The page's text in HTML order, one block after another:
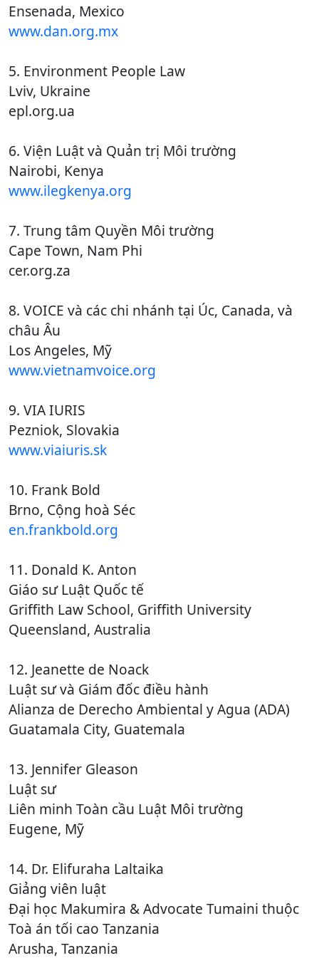
Ensenada, Mexico
www.dan.org.mx
5. Environment People Law
Lviv, Ukraine
epl.org.ua
6. Viện Luật và Quản trị Môi trường
Nairobi, Kenya
www.ilegkenya.org
7. Trung tâm Quyền Môi trường
Cape Town, Nam Phi
cer.org.za
8. VOICE và các chi nhánh tại Úc, Canada, và
châu Âu
Los Angeles, Mỹ
www.vietnamvoice.org
9. VIA IURIS
Pezniok, Slovakia
www.viaiuris.sk
10. Frank Bold
Brno, Cộng hoà Séc
en.frankbold.org
11. Donald K. Anton
Giáo sư Luật Quốc tế
Griffith Law School, Griffith University
Queensland, Australia
12. Jeanette de Noack
Luật sư và Giám đốc điều hành
Alianza de Derecho Ambiental y Agua (ADA)
Guatamala City, Guatemala
13. Jennifer Gleason
Luật sư
Liên minh Toàn cầu Luật Môi trường
Eugene, Mỹ
14. Dr. Elifuraha Laltaika
Giảng viên luật
Đại học Makumira & Advocate Tumaini thuộc
Toà án tối cao Tanzania
Arusha, Tanzania